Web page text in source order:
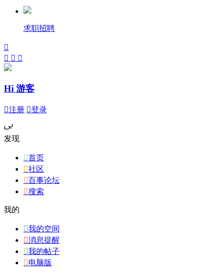
求职招聘

  
Hi 游客
注册 登录
ﰉ
发现
首页
社区
百事论坛
搜索
我的
我的空间
消息提醒
我的帖子
电脑版